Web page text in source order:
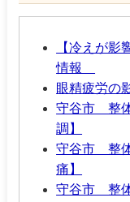
【冷えが
情報
眼精疲労の
守谷市 整
調】
守谷市 整
痛】
守谷市 整